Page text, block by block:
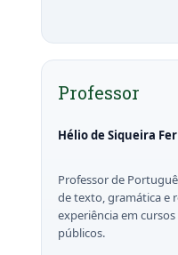
Professor
Hélio de Siqueira
Professor de
de texto, gramática e
experiência em
públicos.